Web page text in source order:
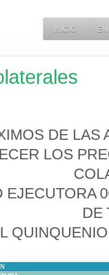
INICIO
DE LAS
LOS
EJECUTORA
DE